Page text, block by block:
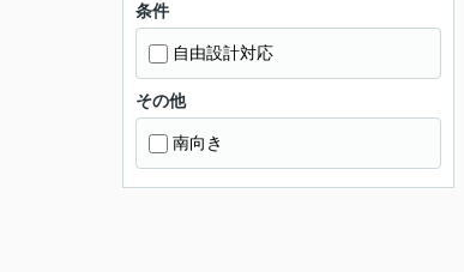
条件
自由設計対応
その他
南向き